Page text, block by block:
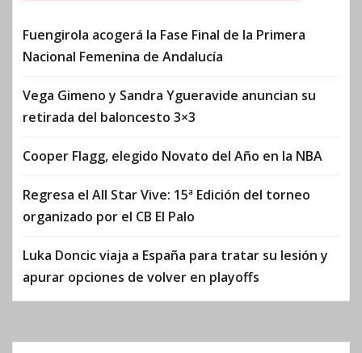
Fuengirola acogerá la Fase Final de la Primera
Nacional Femenina de Andalucía
Vega Gimeno y Sandra Ygueravide anuncian su
retirada del baloncesto 3×3
Cooper Flagg, elegido Novato del Año en la NBA
Regresa el All Star Vive: 15ª Edición del torneo
organizado por el CB El Palo
Luka Doncic viaja a España para tratar su lesión y
apurar opciones de volver en playoffs